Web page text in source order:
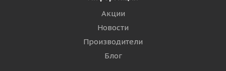
Акции
Новости
Производители
Блог